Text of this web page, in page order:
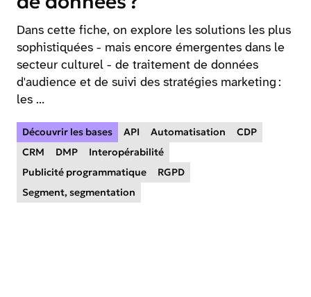
Dans cette fiche, on explore les solutions les plus
sophistiquées - mais encore émergentes dans le
secteur culturel - de traitement de données
d'audience et de suivi des stratégies marketing :
les …
Découvrir les bases API Automatisation
CDP
CRM
DMP
Interopérabilité
Publicité programmatique
RGPD
Segment, segmentation